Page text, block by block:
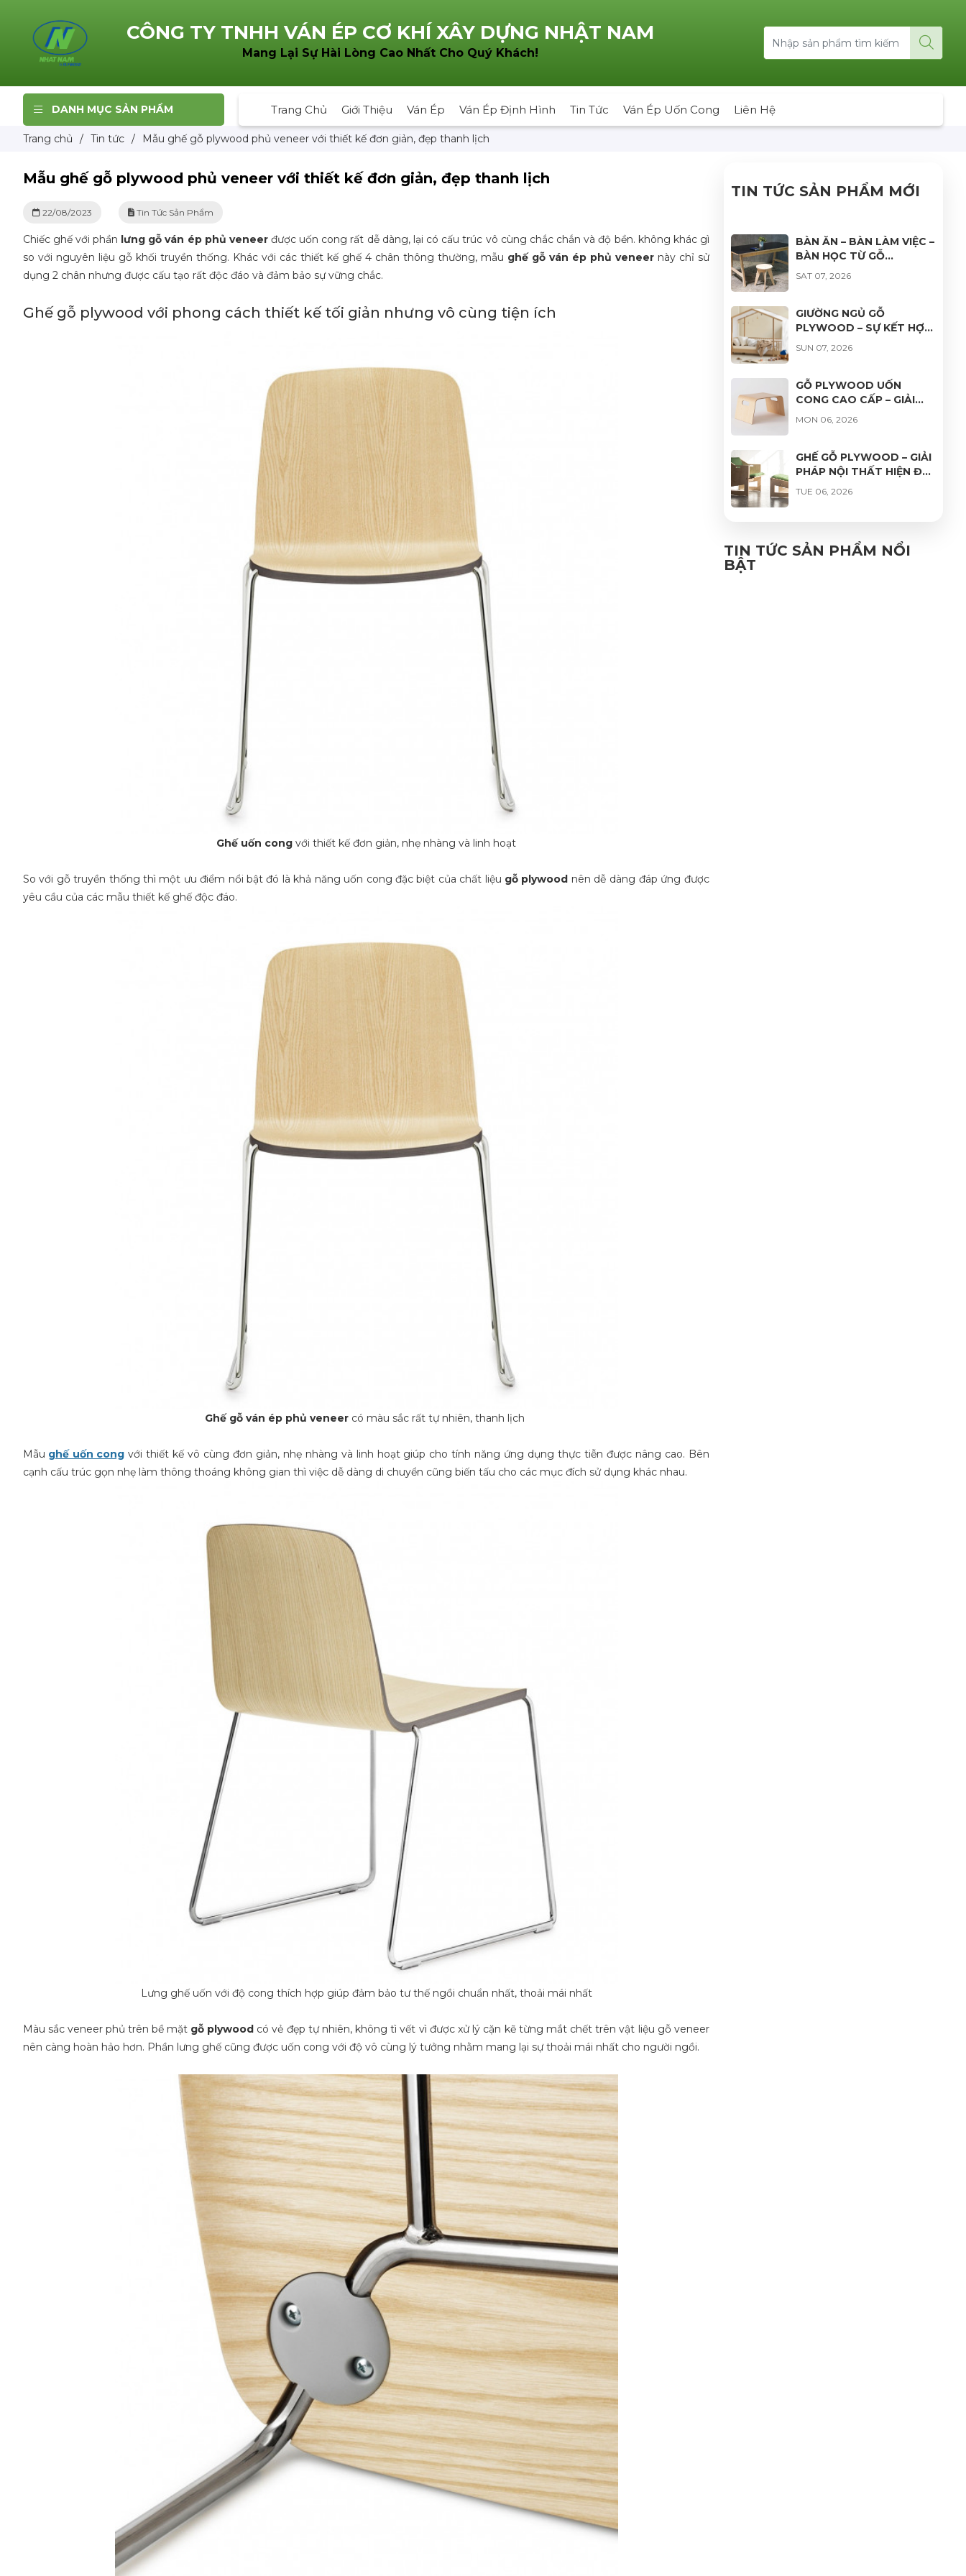
CÔNG TY TNHH VÁN ÉP CƠ KHÍ XÂY DỰNG NHẬT NAM
Mang Lại Sự Hài Lòng Cao Nhất Cho Quý Khách!
DANH MỤC SẢN PHẨM Trang Chủ Giới Thiệu Ván Ép Ván Ép Định Hình Tin Tức Ván Ép Uốn Cong Liên Hệ
Trang chủ / Tin tức / Mẫu ghế gỗ plywood phủ veneer với thiết kế đơn giản, đẹp thanh lịch
Mẫu ghế gỗ plywood phủ veneer với thiết kế đơn giản, đẹp thanh lịch
22/08/2023 Tin Tức Sản Phẩm
Chiếc ghế với phần lưng gỗ ván ép phủ veneer được uốn cong rất dễ dàng, lại có cấu trúc vô cùng chắc chắn và độ bền. không khác gì
so với nguyên liệu gỗ khối truyền thống. Khác với các thiết kế ghế 4 chân thông thường, mẫu ghế gỗ ván ép phủ veneer này chỉ sử
dụng 2 chân nhưng được cấu tạo rất độc đáo và đảm bảo sự vững chắc.
Ghế gỗ plywood với phong cách thiết kế tối giản nhưng vô cùng tiện ích
Ghế uốn cong với thiết kế đơn giản, nhẹ nhàng và linh hoạt
So với gỗ truyền thống thì một ưu điểm nổi bật đó là khả năng uốn cong đặc biệt của chất liệu gỗ plywood nên dễ dàng đáp ứng được
yêu cầu của các mẫu thiết kế ghế độc đáo.
Ghế gỗ ván ép phủ veneer có màu sắc rất tự nhiên, thanh lịch
Mẫu ghế uốn cong với thiết kế vô cùng đơn giản, nhẹ nhàng và linh hoạt giúp cho tính năng ứng dụng thực tiễn được nâng cao. Bên
cạnh cấu trúc gọn nhẹ làm thông thoáng không gian thì việc dễ dàng di chuyển cũng biến tấu cho các mục đích sử dụng khác nhau.
Lưng ghế uốn với độ cong thích hợp giúp đảm bảo tư thế ngồi chuẩn nhất, thoải mái nhất
Màu sắc veneer phủ trên bề mặt gỗ plywood có vẻ đẹp tự nhiên, không tì vết vì được xử lý cặn kẽ từng mắt chết trên vật liệu gỗ veneer
nên càng hoàn hảo hơn. Phần lưng ghế cũng được uốn cong với độ vô cùng lý tưởng nhằm mang lại sự thoải mái nhất cho người ngồi.
TIN TỨC SẢN PHẨM MỚI
BÀN ĂN – BÀN LÀM VIỆC –
BÀN HỌC TỪ GỖ
PLYWOOD: GIẢI PHÁP
NỘI THẤT BỀN ĐẸP, HIỆN
DỤNG
SAT 07, 2026
GIƯỜNG NGỦ GỖ
PLYWOOD – SỰ KẾT HỢP
HOÀN HẢO GIỮA THẨM
MỸ, ĐỘ BỀN VÀ TÍNH ỨNG
SUN 07, 2026
GỖ PLYWOOD UỐN
CONG CAO CẤP – GIẢI
PHÁP HOÀN HẢO CHO
THIẾT KẾ NỘI THẤT HIỆN
MON 06, 2026
GHẾ GỖ PLYWOOD – GIẢI
PHÁP NỘI THẤT HIỆN ĐẠI,
BỀN ĐẸP VÀ THƯ GIÃN
TUE 06, 2026
PHỦ VENEER CAO CẤP –
VẺ ĐẸP TỰ NHIÊN, ĐỘ
TIN TỨC SẢN PHẨM NỔI
BẬT